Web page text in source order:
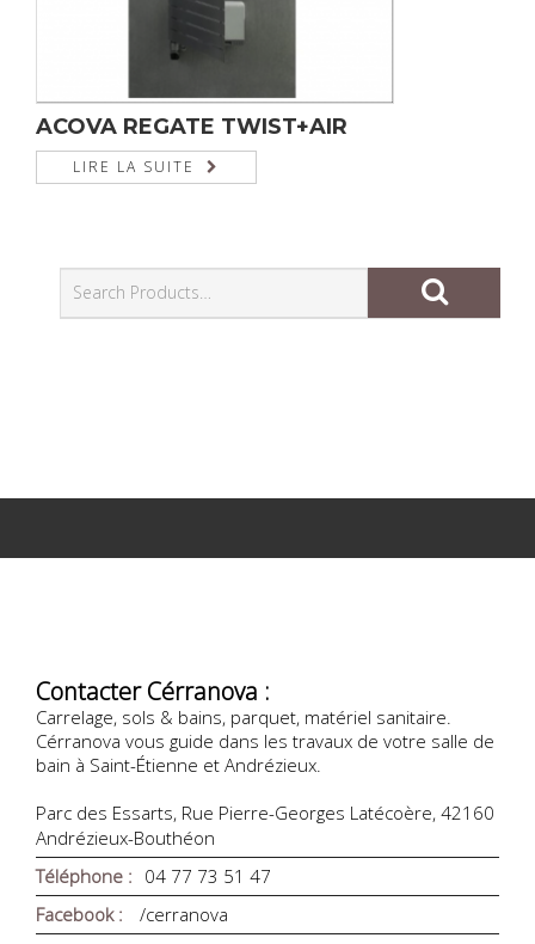
ACOVA REGATE TWIST+AIR
LIRE LA SUITE
Contacter Cérranova :
Carrelage, sols & bains, parquet, matériel sanitaire.
Cérranova vous guide dans les travaux de votre salle de
bain à Saint-Étienne et Andrézieux.
Parc des Essarts, Rue Pierre-Georges Latécoère, 42160
Andrézieux-Bouthéon
Téléphone : 04 77 73 51 47
Facebook :
/cerranova